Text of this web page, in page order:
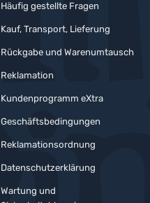
Häufig gestellte Fragen
Kauf, Transport, Lieferung
Rückgabe und Warenumtausch
Reklamation
Kundenprogramm eXtra
Geschäftsbedingungen
Reklamationsordnung
Datenschutzerklärung
Wartung und